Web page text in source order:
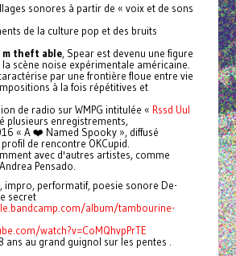
sonores à partir de « voix et de sons
de la culture pop et des bruits
m theft able, Spear est devenu une figure
scène noise expérimentale américaine.
par une frontière floue entre vie
à la fois répétitives et
de radio sur WMPG intitulée « Rssd Uul
plusieurs enregistrements,
« A ❤️ Named Spooky », diffusé
de rencontre OKCupid.
avec d'autres artistes, comme
Pensado.
impro, performatif, poesie sonore De-
secret
album/tambourine-
watch?v=CoMQhvpPrTE
ans au grand guignol sur les pentes .